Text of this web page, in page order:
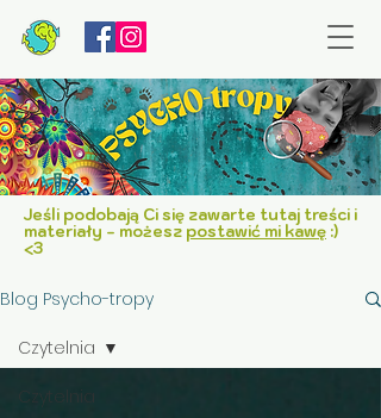
Jeśli podobają Ci się zawarte tutaj treści i
materiały - możesz postawić mi kawę :)
<3
Blog Psycho-tropy
Czytelnia
Czytelnia